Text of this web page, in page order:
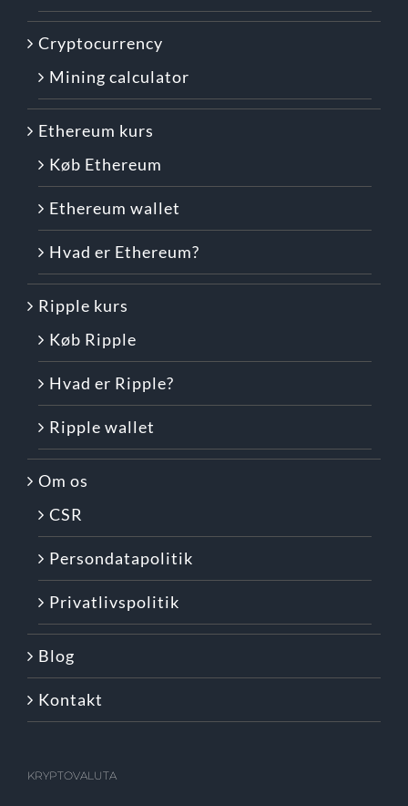
Cryptocurrency
Mining calculator
Ethereum kurs
Køb Ethereum
Ethereum wallet
Hvad er Ethereum?
Ripple kurs
Køb Ripple
Hvad er Ripple?
Ripple wallet
Om os
CSR
Persondatapolitik
Privatlivspolitik
Blog
Kontakt
KRYPTOVALUTA